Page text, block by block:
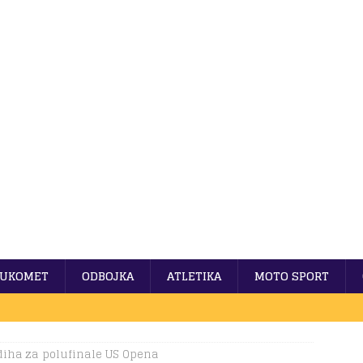
ODBOJKA ATLETIKA MOTO SPORT
za polufinale US Opena